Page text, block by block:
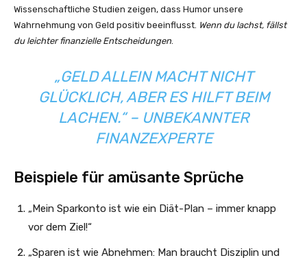
Wissenschaftliche Studien zeigen, dass Humor unsere
Wahrnehmung von Geld positiv beeinflusst. Wenn du lachst, fällst
du leichter finanzielle Entscheidungen.
„GELD ALLEIN MACHT NICHT
GLÜCKLICH, ABER ES HILFT BEIM
LACHEN.“ – UNBEKANNTER
FINANZEXPERTE
Beispiele für amüsante Sprüche
„Mein Sparkonto ist wie ein Diät-Plan – immer knapp
vor dem Ziel!“
„Sparen ist wie Abnehmen: Man braucht Disziplin und